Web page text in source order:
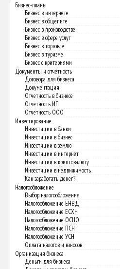
Бизнес-планы
Бизнес в интернете
Бизнес в общепите
Бизнес в производстве
Бизнес в сфере услуг
Бизнес в торговле
Бизнес в туризме
Бизнес с критериями
Документы и отчетность
Договора для бизнеса
Документация
Отчетность в бизнесе
Отчетность ИП
Отчетность ООО
Инвестирование
Инвестиции в банки
Инвестиции в бизнес
Инвестиции в землю
Инвестиции в интернет
Инвестиции в криптовалюту
Инвестиции в недвижимость
Как заработать денег?
Налогообложение
Выбор налогообложения
Налогообложение ЕНВД
Налогообложение ЕСХН
Налогообложение ОСНО
Налогообложение ПСН
Налогообложение УСН
Оплата налогов и взносов
Организация бизнеса
Деньги для бизнеса